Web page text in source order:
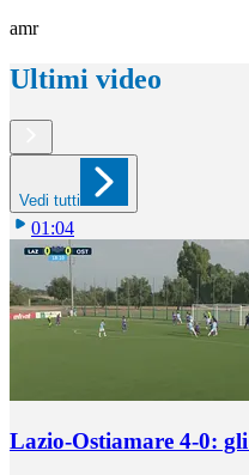
amr
Ultimi video
Vedi tutti
01:04
Lazio-Ostiamare 4-0: